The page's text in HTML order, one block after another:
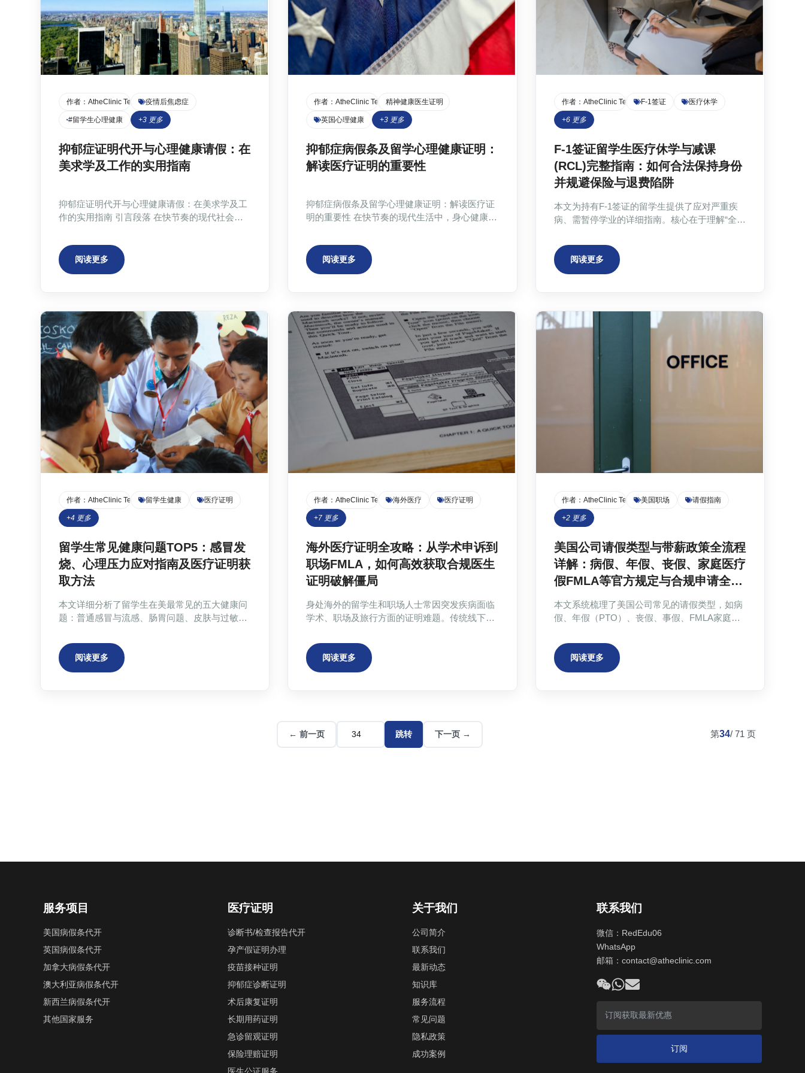
作者： AtheClinic Team 疫情后焦虑症
#留学生心理健康 +3 更多
抑郁症证明代开与心理健康请假：在
美求学及工作的实用指南
抑郁症证明代开与心理健康请假：在美求学及工
作的实用指南 引言段落 在快节奏的现代社会，
力的留学生，还是承受工作重担的职场人士，都
可能需要因心理健康问题请假。然而，如何合
法、有效地获得医疗证明并请假，却常常成为困
必要的麻烦。本文将针对抑郁症证明代开、焦虑
症请假信等常见需求...
阅读更多
作者：AtheClinic Team精神健康医生证明
英国心理健康 +3 更多
抑郁症病假条及留学心理健康证明：
解读医疗证明的重要性
抑郁症病假条及留学心理健康证明：解读医疗证
明的重要性 在快节奏的现代生活中，身心健康日
面临巨大工作压力的职场人士来说，寻求专业的
医疗帮助和相应的医疗证明变得至关重要。本文
将深入探讨医疗证明，特别是抑郁症病假条和留
证明？ 医疗证明，是医疗机构或专业医生出具
的...
阅读更多
作者： AtheClinic Team F-1签证 医疗休学
+6更多
F-1签证留学生医疗休学与减课
(RCL)完整指南：如何合法保持身份
并规避保险与退费陷阱
本文为持有F-1签证的留学生提供了应对严重疾
病、需暂停学业的详细指南。核心在于理解“全课
保持签证身份。指南强调了预先获得国际学生办
公室(DSO)批准、提交符合移民局标准的医疗证
明（必须由医学博士M.D.、骨科医学博士D.O.或
效的财务陷阱，以及大学学费退费政策的残酷
性。最后，解释了授权提前退学(AEW)后的15天
离境规则及相关风险。全文旨在帮助留学生在健
阅读更多
作者： AtheClinic Team 留学生健康 医疗证明
+4 更多
留学生常见健康问题TOP5：感冒发
烧、心理压力应对指南及医疗证明获
取方法
本文详细分析了留学生在美最常见的五大健康问
题：普通感冒与流感、肠胃问题、皮肤与过敏问
问题提供了具体的应对建议、就医时机说明，以
及何时需要医疗证明的详细指导。特别强调了医
疗证明在请假、补考、申请学业通融等方面的重
阅读更多
作者：AtheClinic Team 海外医疗 医疗证明
+7 更多
海外医疗证明全攻略：从学术申诉到
职场FMLA，如何高效获取合规医生
证明破解僵局
身处海外的留学生和职场人士常因突发疾病面临
学术、职场及旅行方面的证明难题。传统线下就
点。文章深入分析了医疗证明在法律与学术层面
的效力，并介绍了AtheClinic这一在线服务平台。
该平台通过整合真实执业医生资源，提供带有可
阅读更多
作者： AtheClinic Team 美国职场 请假指南
+2更多
美国公司请假类型与带薪政策全流程
详解：病假、年假、丧假、家庭医疗
假FMLA等官方规定与合规申请全攻
略
本文系统梳理了美国公司常见的请假类型，如病
假、年假（PTO）、丧假、事假、FMLA家庭与
府的法定规定，以及不同类型假期的带薪/无薪政
策、合规申请流程和所需证明材料。针对国际员
工（H-1B、OPT等）的请假问题，文章也提供了
阅读更多
← 前一页 跳转 下一页 → 第34/ 71 页
服务项目
美国病假条代开
英国病假条代开
加拿大病假条代开
澳大利亚病假条代开
新西兰病假条代开
其他国家服务
医疗证明
诊断书/检查报告代开
孕产假证明办理
疫苗接种证明
抑郁症诊断证明
术后康复证明
长期用药证明
急诊留观证明
保险理赔证明
医生公证服务
关于我们
公司简介
联系我们
最新动态
知识库
服务流程
常见问题
隐私政策
成功案例
联系我们
微信：RedEdu06
WhatsApp
邮箱： contact@atheclinic.com
订阅